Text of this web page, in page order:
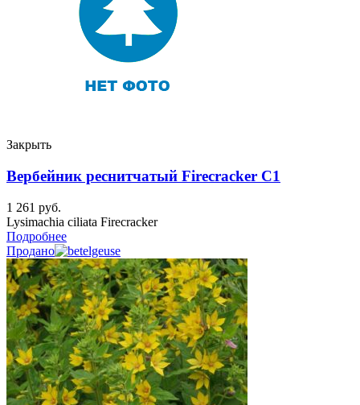
Закрыть
Вербейник реснитчатый Firecracker C1
1 261 руб.
Lysimachia ciliata Firecracker
Подробнее
Продано